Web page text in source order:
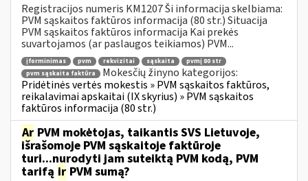
Registracijos numeris KM1207 Ši informacija skelbiama:
PVM sąskaitos faktūros informacija (80 str.) Situacija
PVM sąskaitos faktūros informacija Kai prekės
suvartojamos (ar paslaugos teikiamos) PVM...
įforminimas pvm rekvizitai sąskaita
pvmį 80 str
pvm sąskaita faktūra
Mokesčių žinyno kategorijos:
Pridėtinės vertės mokestis » PVM sąskaitos faktūros,
reikalavimai apskaitai (IX skyrius) » PVM sąskaitos
faktūros informacija (80 str.)
Ar PVM mokėtojas, taikantis SVS Lietuvoje,
išrašomoje PVM sąskaitoje faktūroje
turi...nurodyti jam suteiktą PVM kodą, PVM
tarifą ir PVM sumą?